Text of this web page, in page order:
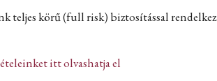
teljes körű (full risk) biztosítással
itt olvashatja el